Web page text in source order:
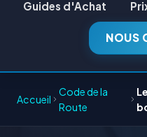
Guides d'Achat
NOUS
Accueil
Code de la
Route